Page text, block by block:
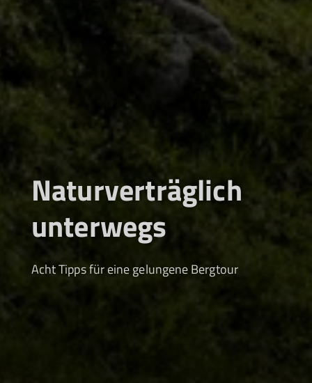
Naturverträglich
unterwegs
Acht Tipps für eine gelungene Bergtour